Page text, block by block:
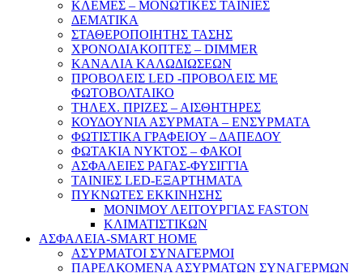
ΚΛΕΜΕΣ – ΜΟΝΩΤΙΚΕΣ ΤΑΙΝΙΕΣ
ΔΕΜΑΤΙΚΑ
ΣΤΑΘΕΡΟΠΟΙΗΤΗΣ ΤΑΣΗΣ
ΧΡΟΝΟΔΙΑΚΟΠΤΕΣ – DIMMER
ΚΑΝΑΛΙΑ ΚΑΛΩΔΙΩΣΕΩΝ
ΠΡΟΒΟΛΕΙΣ LED -ΠΡΟΒΟΛΕΙΣ ΜΕ
ΦΩΤΟΒΟΛΤΑΙΚΟ
ΤΗΛΕΧ. ΠΡΙΖΕΣ – ΑΙΣΘΗΤΗΡΕΣ
ΚΟΥΔΟΥΝΙΑ ΑΣΥΡΜΑΤΑ – ΕΝΣΥΡΜΑΤΑ
ΦΩΤΙΣΤΙΚΑ ΓΡΑΦΕΙΟΥ – ΔΑΠΕΔΟΥ
ΦΩΤΑΚΙΑ ΝΥΚΤΟΣ – ΦΑΚΟΙ
ΑΣΦΑΛΕΙΕΣ ΡΑΓΑΣ-ΦΥΣΙΓΓΙΑ
ΤΑΙΝΙΕΣ LED-ΕΞΑΡΤΗΜΑΤΑ
ΠΥΚΝΩΤΕΣ ΕΚΚΙΝΗΣΗΣ
ΜΟΝΙΜΟΥ ΛΕΙΤΟΥΡΓΙΑΣ FASTON
ΚΛΙΜΑΤΙΣΤΙΚΩΝ
ΑΣΦΑΛΕΙΑ-SMART HOME
ΑΣΥΡΜΑΤΟΙ ΣΥΝΑΓΕΡΜΟΙ
ΠΑΡΕΛΚΟΜΕΝΑ ΑΣΥΡΜΑΤΩΝ ΣΥΝΑΓΕΡΜΩΝ